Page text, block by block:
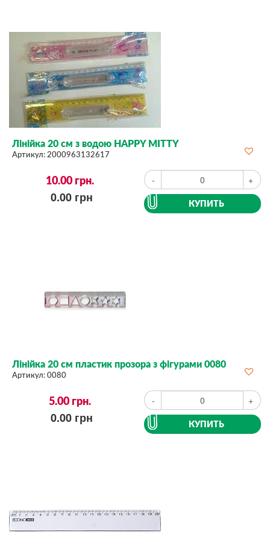
Лінійка 20 см з водою HAPPY MITTY
Артикул: 2000963132617
10.00грн.
0.00грн
- +
КУПИТЬ
Лінійка 20 см пластик прозора з фігурами 0080
Артикул:0080
5.00грн.
0.00грн
- +
КУПИТЬ